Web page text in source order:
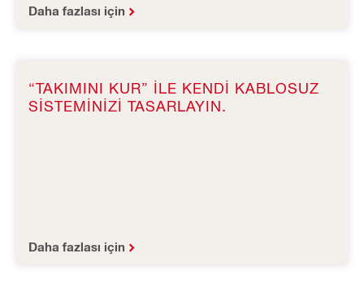
Daha fazlası için
“TAKIMINI KUR” ILE KENDI KABLOSUZ
SISTEMINIZI TASARLAYIN.
Daha fazlası için